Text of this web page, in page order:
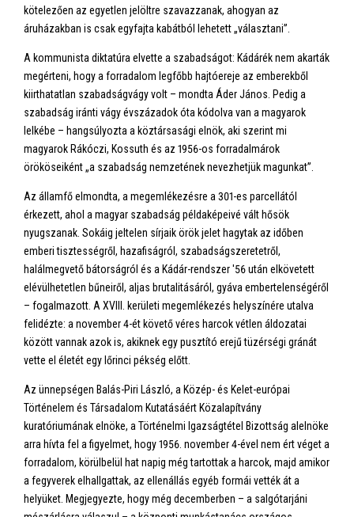
kötelezően az egyetlen jelöltre szavazzanak, ahogyan az
áruházakban is csak egyfajta kabátból lehetett „választani”.
A kommunista diktatúra elvette a szabadságot: Kádárék nem akarták
megérteni, hogy a forradalom legfőbb hajtóereje az emberekből
kiirthatatlan szabadságvágy volt – mondta Áder János. Pedig a
szabadság iránti vágy évszázadok óta kódolva van a magyarok
lelkébe – hangsúlyozta a köztársasági elnök, aki szerint mi
magyarok Rákóczi, Kossuth és az 1956-os forradalmárok
örököseiként „a szabadság nemzetének nevezhetjük magunkat”.
Az államfő elmondta, a megemlékezésre a 301-es parcellától
érkezett, ahol a magyar szabadság példaképeivé vált hősök
nyugszanak. Sokáig jeltelen sírjaik örök jelet hagytak az időben
emberi tisztességről, hazafiságról, szabadságszeretetről,
halálmegvető bátorságról és a Kádár-rendszer '56 után elkövetett
elévülhetetlen bűneiről, aljas brutalitásáról, gyáva embertelenségéről
– fogalmazott. A XVIII. kerületi megemlékezés helyszínére utalva
felidézte: a november 4-ét követő véres harcok vétlen áldozatai
között vannak azok is, akiknek egy pusztító erejű tüzérségi gránát
vette el életét egy lőrinci pékség előtt.
Az ünnepségen Balás-Piri László, a Közép- és Kelet-európai
Történelem és Társadalom Kutatásáért Közalapítvány
kuratóriumának elnöke, a Történelmi Igazságtétel Bizottság alelnöke
arra hívta fel a figyelmet, hogy 1956. november 4-ével nem ért véget a
forradalom, körülbelül hat napig még tartottak a harcok, majd amikor
a fegyverek elhallgattak, az ellenállás egyéb formái vették át a
helyüket. Megjegyezte, hogy még decemberben – a salgótarjáni